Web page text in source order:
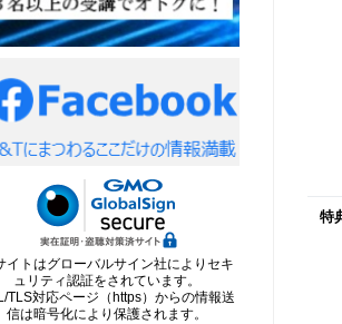
特
イトはグローバルサイン社によりセキ
ュリティ認証をされています。
TLS対応ページ（https）からの情報送
信は暗号化により保護されます。